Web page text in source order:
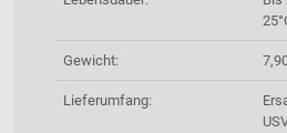
Gewicht:
Lieferumfang: